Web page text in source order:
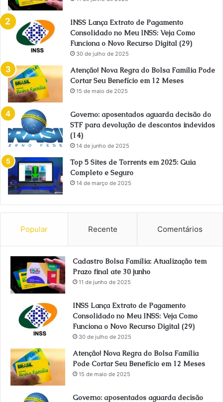
INSS Lança Extrato de Pagamento
Consolidado no Meu INSS: Veja Como
Funciona o Novo Recurso Digital (29)
30 de julho de 2025
Atenção! Nova Regra do Bolsa Família Pode
Cortar Seu Benefício em 12 Meses
15 de maio de 2025
Governo: aposentados aguarda decisão do
STF para devolução de descontos indevidos
(14)
14 de junho de 2025
Top 5 Sites de Torrents em 2025: Guia
Completo e Seguro
14 de março de 2025
Popular Recente Comentários
Cadastro Bolsa Família: Atualização tem
Prazo final ate 30 junho
11 de junho de 2025
INSS Lança Extrato de Pagamento
Consolidado no Meu INSS: Veja Como
Funciona o Novo Recurso Digital (29)
30 de julho de 2025
Atenção! Nova Regra do Bolsa Família
Pode Cortar Seu Benefício em 12 Meses
15 de maio de 2025
Governo: aposentados aguarda decisão